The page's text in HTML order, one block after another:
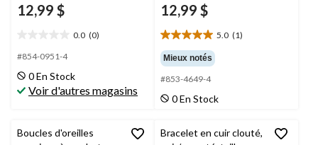
12,99 $
0.0 (0)
étoile(s)
5.
#854-0951-4
0 En Stock
Voir d'autres magasins
12,99 $
5.0 (1)
5.0
étoile(s)
sur
5.
1
Mieux notés
#853-4649-4
0 En Stock
Boucles d'oreilles
Bracelet en cuir clouté,